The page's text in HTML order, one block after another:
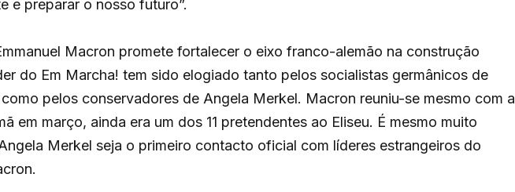
e preparar o nosso futuro”.
Macron promete fortalecer o eixo franco-alemão na construção
do Em Marcha! tem sido elogiado tanto pelos socialistas germânicos de
pelos conservadores de Angela Merkel. Macron reuniu-se mesmo com a
em março, ainda era um dos 11 pretendentes ao Eliseu. É mesmo muito
Merkel seja o primeiro contacto oficial com líderes estrangeiros do